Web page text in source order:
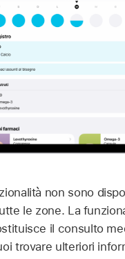
non sono
le zone. La
il consulto
trovare ulteriori